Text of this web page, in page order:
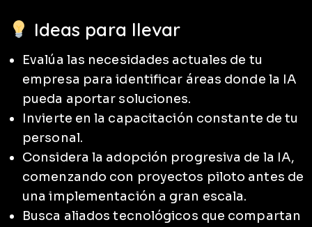
Ideas para llevar
Evalúa las necesidades actuales de tu
empresa para identificar áreas donde la IA
pueda aportar soluciones.
Invierte en la capacitación constante de tu
personal.
Considera la adopción progresiva de la IA,
comenzando con proyectos piloto antes de
una implementación a gran escala.
Busca aliados tecnológicos que compartan